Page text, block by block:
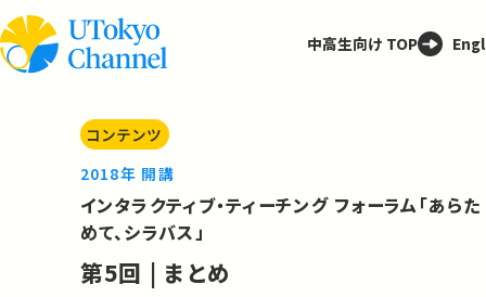
中高生向け TOP
コンテンツ
2018年 開講
インタラクティブ・ティーチング フォーラム「あらた
めて、シラバス」
第5回 | まとめ